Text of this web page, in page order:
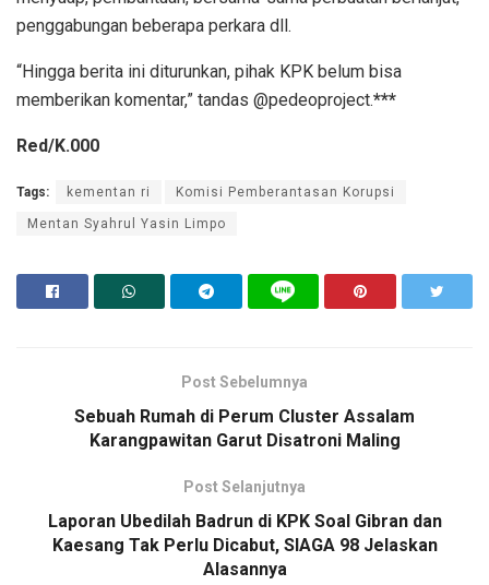
penggabungan beberapa perkara dll.
“Hingga berita ini diturunkan, pihak KPK belum bisa
memberikan komentar,” tandas @pedeoproject.***
Red/K.000
Tags: kementan ri Komisi Pemberantasan Korupsi
Mentan Syahrul Yasin Limpo
Post Sebelumnya
Sebuah Rumah di Perum Cluster Assalam
Karangpawitan Garut Disatroni Maling
Post Selanjutnya
Laporan Ubedilah Badrun di KPK Soal Gibran dan
Kaesang Tak Perlu Dicabut, SIAGA 98 Jelaskan
Alasannya